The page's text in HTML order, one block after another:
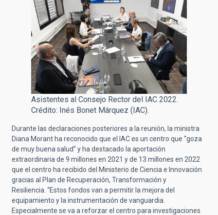
Asistentes al Consejo Rector del IAC 2022.
Crédito: Inés Bonet Márquez (IAC).
Durante las declaraciones posteriores a la reunión, la ministra
Diana Morant ha reconocido que el IAC es un centro que “goza
de muy buena salud” y ha destacado la aportación
extraordinaria de 9 millones en 2021 y de 13 millones en 2022
que el centro ha recibido del Ministerio de Ciencia e Innovación
gracias al Plan de Recuperación, Transformación y
Resiliencia. “Estos fondos van a permitir la mejora del
equipamiento y la instrumentación de vanguardia.
Especialmente se va a reforzar el centro para investigaciones